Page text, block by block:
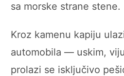
sa morske strane stene.
Kroz kamenu kapiju
automobila — uskim,
prolazi se isključivo